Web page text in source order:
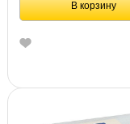
В корзину